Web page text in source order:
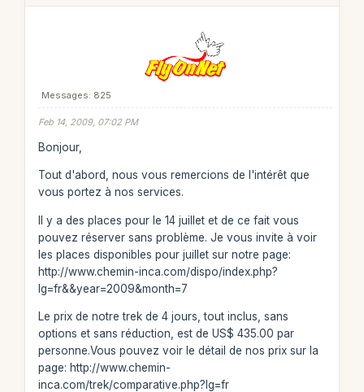
Messages: 825
Feb 14, 2009, 07:02 PM
Bonjour,
Tout d'abord, nous vous remercions de l'intérêt que
vous portez à nos services.
Il y a des places pour le 14 juillet et de ce fait vous
pouvez réserver sans problème. Je vous invite à voir
les places disponibles pour juillet sur notre page:
http://www.chemin-inca.com/dispo/index.php?
lg=fr&&year=2009&month=7
Le prix de notre trek de 4 jours, tout inclus, sans
options et sans réduction, est de US$ 435.00 par
personne.Vous pouvez voir le détail de nos prix sur la
page: http://www.chemin-
inca.com/trek/comparative.php?lg=fr